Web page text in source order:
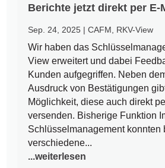
Berichte jetzt direkt per E-
Sep. 24, 2025 |CAFM RKV-View
Wir haben das
View erweitert und dabei
Kunden aufgegriffen. Neben
Ausdruck von Bestätigungen
Möglichkeit, diese auch direkt
versenden. Bisherige Funktion
Schlüsselmanagement konnten
verschiedene...
...weiterlesen